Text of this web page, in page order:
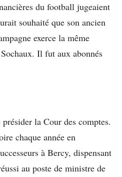
du football jugeaient
souhaité que son ancien
exerce la même
Il fut aux abonnés
la Cour des comptes.
chaque année en
à Bercy, dispensant
au poste de ministre de